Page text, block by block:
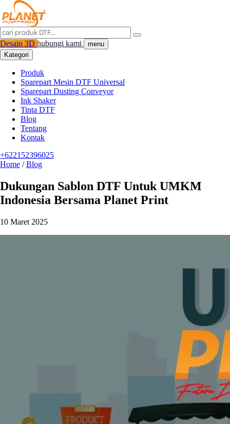
Desain 3D hubungi kami
menu
Kategori
Produk
Sparepart Mesin DTF Universal
Sparepart Dusting Conveyor
Ink Shaker
Tinta DTF
Blog
Tentang
Kontak
+622152396025
Home /Blog
Dukungan Sablon DTF Untuk UMKM
Indonesia Bersama Planet Print
10 Maret 2025